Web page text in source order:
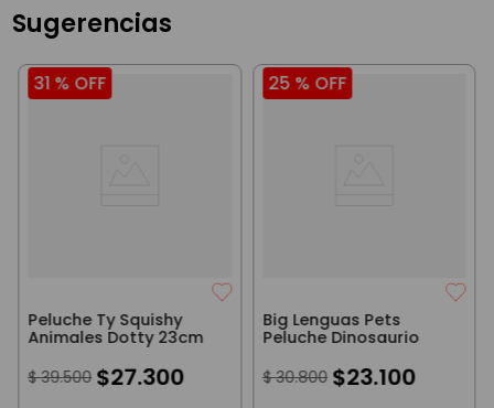
Sugerencias
31 % OFF
Peluche Ty Squishy
Animales Dotty 23cm
$ 39.500 $27.300
25 % OFF
Big Lenguas Pets
Peluche Dinosaurio
$ 30.800 $23.100